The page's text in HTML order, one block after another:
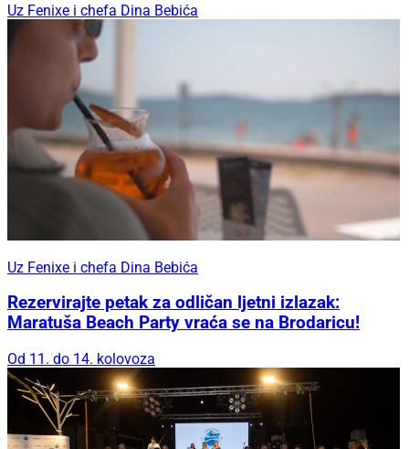
Uz Fenixe i chefa Dina Bebića
Uz Fenixe i chefa Dina Bebića
Rezervirajte petak za odličan ljetni izlazak:
Maratuša Beach Party vraća se na Brodaricu!
Od 11. do 14. kolovoza